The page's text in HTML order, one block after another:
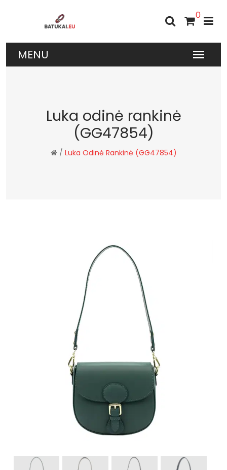
0
Luka odinė rankinė
(GG47854)
/ Luka Odinė Rankinė (GG47854)